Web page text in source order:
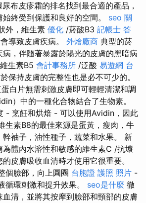
尿布皮疹霜的排名找到最合適的產品，
終受到保護和良好的空間。 seo 關
外，維生素 優化 /菸酸B3 記帳士 答
導致皮膚疾病。 外燴廠商 典型的菸
，伴隨著暴露於陽光的皮膚的黑暗病
維生素B5 會計事務所 /泛酸 易遊網 台
保持皮膚的完整性也是必不可少的。
白片無需刺激皮膚即可輕輕清潔和調
）中的一種化合物結合了生物素。
- 烹飪和烘焙 - 可以使用Avidin，因此
生素B8的最佳來源是蛋黃，瘦肉，牛
袖子，油性種子，蔬菜和水果。 新
體內水溶性和敏感的維生素C /抗壞
皮膚吸收血清時才使用它很重要。
個臉部，向上圓圈 台胞證 護照 照片 -
循環刺激和提升效果。 seo是什麼 徹
清，並將其按摩到臉部和頸部的皮膚